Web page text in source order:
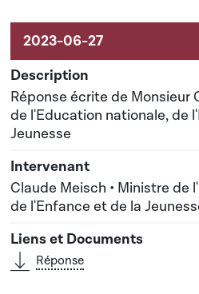
Réponse écrite de Monsieur
de l'Education nationale, de
Jeunesse
Claude Meisch • Ministre de
de l'Enfance et de la
Réponse